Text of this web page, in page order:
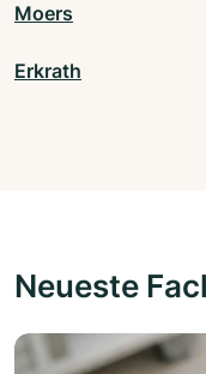
Moers
Erkrath
Neueste